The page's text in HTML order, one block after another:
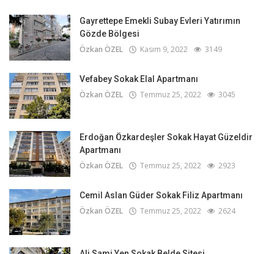
Gayrettepe Emekli Subay Evleri Yatırımın
Gözde Bölgesi
Özkan ÖZEL Kasım 9, 2022 3149
Vefabey Sokak Elal Apartmanı
Özkan ÖZEL Temmuz 25, 2022 3045
Erdoğan Özkardeşler Sokak Hayat Güzeldir
Apartmanı
Özkan ÖZEL Temmuz 25, 2022 2923
Cemil Aslan Güder Sokak Filiz Apartmanı
Özkan ÖZEL Temmuz 25, 2022 2624